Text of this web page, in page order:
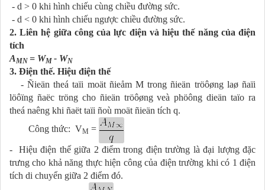
- d > 0 khi hình chiếu cùng chiều đường sức.
- d < 0 khi hình chiếu ngược chiều đường sức.
2. Liên hệ giữa công của lực điện và hiệu thế năng của điện
tích
A MN = WM - WN
3. Điện thế. Hiệu điện thế
- Ñieän theá taïi moät ñieåm M trong ñieän tröôøng laø ñaïi
löôïng ñaëc tröng cho ñieän tröôøng veà phöông dieän taïo ra
theá naêng khi ñaët taïi ñoù moät ñieän tích q.
Công thức: VM =
- Hiệu điện thế giữa 2 điểm trong điện trường là đại lượng đặc
trưng cho khả năng thực hiện công của điện trường khi có 1 điện
tích di chuyển giữa 2 điểm đó.